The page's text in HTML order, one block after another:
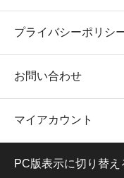
プライバシーポリシ
お問い合わせ
マイアカウント
PC版表示に切り替え